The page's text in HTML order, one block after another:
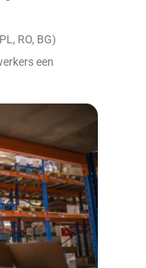
RO, BG)
een